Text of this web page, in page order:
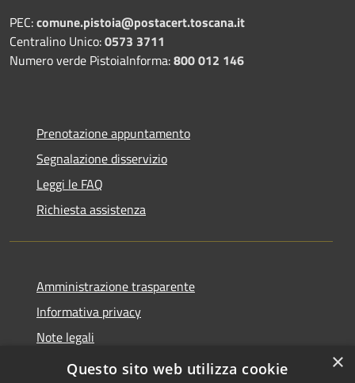
PEC:comune.pistoia@postacert.toscana.it
Centralino Unico:0573 3711
Numero verde PistoiaInforma:800 012 146
Prenotazione appuntamento
Segnalazione disservizio
Leggi le FAQ
Richiesta assistenza
Amministrazione trasparente
Informativa privacy
Note legali
Dichiarazione di accessibilità
×
Questo sito web utilizza cookie